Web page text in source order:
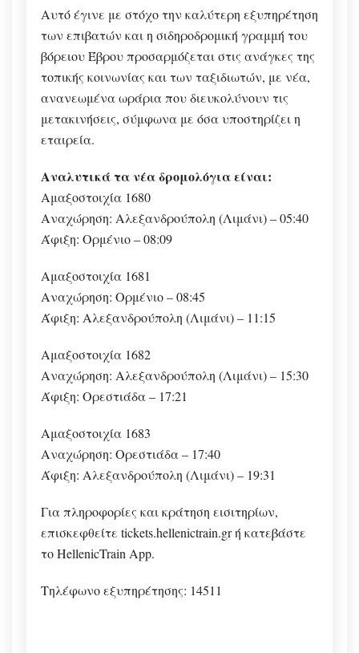
Αυτό έγινε με στόχο την καλύτερη εξυπηρέτηση
των επιβατών και η σιδηροδρομική γραμμή του
βόρειου Έβρου προσαρμόζεται στις ανάγκες της
τοπικής κοινωνίας και των ταξιδιωτών, με νέα,
ανανεωμένα ωράρια που διευκολύνουν τις
μετακινήσεις, σύμφωνα με όσα υποστηρίζει η
εταιρεία.
Αναλυτικά τα νέα δρομολόγια είναι:
Αμαξοστοιχία 1680
Αναχώρηση: Αλεξανδρούπολη (Λιμάνι) – 05:40
Άφιξη: Ορμένιο – 08:09
Αμαξοστοιχία 1681
Αναχώρηση: Ορμένιο – 08:45
Άφιξη: Αλεξανδρούπολη (Λιμάνι) – 11:15
Αμαξοστοιχία 1682
Αναχώρηση: Αλεξανδρούπολη (Λιμάνι) – 15:30
Άφιξη: Ορεστιάδα – 17:21
Αμαξοστοιχία 1683
Αναχώρηση: Ορεστιάδα – 17:40
Άφιξη: Αλεξανδρούπολη (Λιμάνι) – 19:31
Για πληροφορίες και κράτηση εισιτηρίων,
επισκεφθείτε tickets.hellenictrain.gr ή κατεβάστε
το HellenicTrain App.
Τηλέφωνο εξυπηρέτησης: 14511